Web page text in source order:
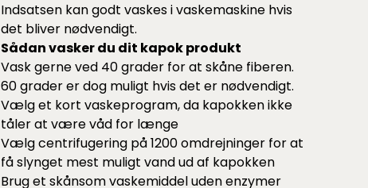
Indsatsen kan godt vaskes i vaskemaskine hvis
det bliver nødvendigt.
Sådan vasker du dit kapok produkt
Vask gerne ved 40 grader for at skåne fiberen.
60 grader er dog muligt hvis det er nødvendigt.
Vælg et kort vaskeprogram, da kapokken ikke
tåler at være våd for længe
Vælg centrifugering på 1200 omdrejninger for at
få slynget mest muligt vand ud af kapokken
Brug et skånsom vaskemiddel uden enzymer